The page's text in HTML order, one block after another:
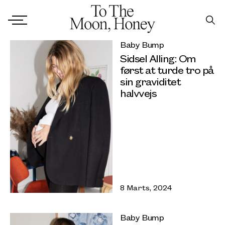
Baby Bump
Sidsel Alling: Om
først at turde tro på
sin graviditet
halvvejs
8 Marts, 2024
Baby Bump